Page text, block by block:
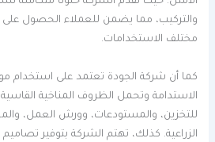
والتركيب، مما يضمن للعملاء الحصول
مختلف الاستخدامات.
كما أن شركة الجودة تعتمد على استخدام
الاستدامة وتحمل الظروف المناخية
للتخزين، والمستودعات، وورش العمل،
الزراعية. كذلك، تهتم الشركة بتوفير